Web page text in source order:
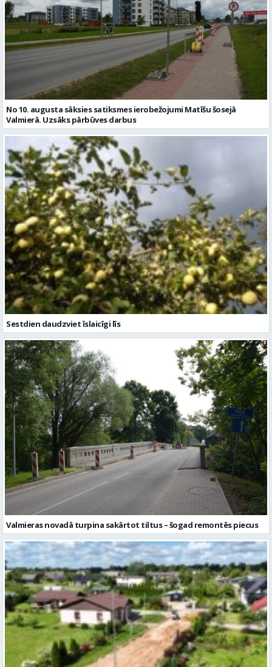
No 10. augusta sāksies satiksmes ierobežojumi Matīšu šosejā
Valmierā. Uzsāks pārbūves darbus
Sestdien daudzviet īslaicīgi līs
Valmieras novadā turpina sakārtot tiltus – šogad remontēs piecus